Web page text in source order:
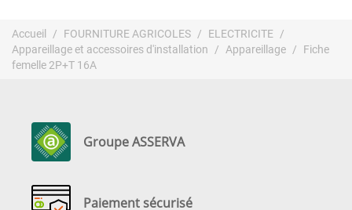
Accueil FOURNITURE AGRICOLES
ELECTRICITE
Appareillage et accessoires d'installation
Appareillage
Fiche
femelle 2P+T 16A
Groupe ASSERVA
Paiement sécurisé